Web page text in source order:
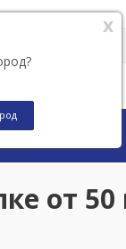
О компании
x
от 50